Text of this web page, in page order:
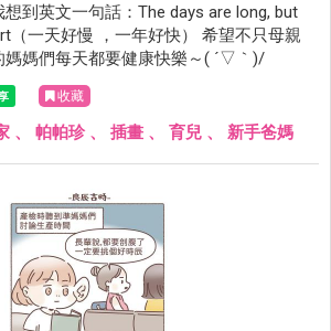
到英文一句話：The days are long, but
（一天好慢 ，一年好快） 希望不只母親
媽媽們每天都要健康快樂～( ´▽｀)/
收藏
、 帕帕珍、 插畫 、 育兒 、 新手爸媽